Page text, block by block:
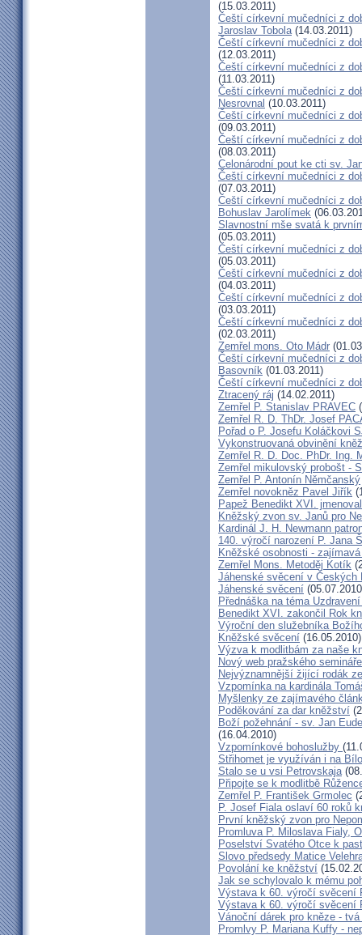
(15.03.2011)
Čeští církevní mučedníci z
Jaroslav Tobola(14.03.2011)
Čeští církevní mučedníci z
(12.03.2011)
Čeští církevní mučedníci z
(11.03.2011)
Čeští církevní mučedníci z
Nesrovnal (10.03.2011)
Čeští církevní mučedníci z
(09.03.2011)
Čeští církevní mučedníci z
(08.03.2011)
Celonárodní pout ke cti sv.
Čeští církevní mučedníci z
(07.03.2011)
Čeští církevní mučedníci z
Bohuslav Jarolímek
Slavnostní mše svatá k
(05.03.2011)
Čeští církevní mučedníci z
(05.03.2011)
Čeští církevní mučedníci z
(04.03.2011)
Čeští církevní mučedníci z
(03.03.2011)
Čeští církevní mučedníci z
(02.03.2011)
Zemřel mons. Oto Mádr
Čeští církevní mučedníci z
Basovník (01.03.2011)
Čeští církevní mučedníci z
Ztracený ráj (14.02.2011)
Zemřel P. Stanislav PRAVEC
Zemřel R. D. ThDr. Josef
Pořad o P. Josefu Koláčkovi
Vykonstruovaná obvinění
Zemřel R. D. Doc. PhDr. Ing.
Zemřel mikulovský probošt -
Zemřel P. Antonín Němčanský
Zemřel novokněz Pavel Jiřík
Papež Benedikt XVI.
Kněžský zvon sv. Janů pro
Kardinál J. H. Newmann
140. výročí narození P. Jana
Kněžské osobnosti -
Zemřel Mons. Metoděj Kotík
Jáhenské svěcení v Českých
Jáhenské svěcení
Přednáška na téma
Benedikt XVI. zakončil Rok
Výroční den služebníka
Kněžské svěcení (16.05.2010)
Výzva k modlitbám za naše
Nový web pražského semináře
Nejvýznamnější žijící rodák
Vzpomínka na kardinála
Myšlenky ze zajímavého
Poděkování za dar kněžství
Boží požehnání - sv. Jan
(16.04.2010)
Vzpomínkové bohoslužby
Střihomet je využíván i na
Stalo se u vsi Petrovskaja
Připojte se k modlitbě
Zemřel P. František Grmolec
P. Josef Fiala oslaví 60 roků
První kněžský zvon pro
Promluva P. Miloslava Fialy,
Poselství Svatého Otce k
Slovo předsedy Matice
Povolání ke kněžství
Jak se schylovalo k mému
Výstava k 60. výročí svěcení
Výstava k 60. výročí svěcení
Vánoční dárek pro kněze - tvá
Promlvy P. Mariana Kuffy -